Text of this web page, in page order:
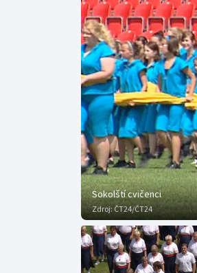
Sokolští cvičenci
Zdroj: ČT24/ČT24